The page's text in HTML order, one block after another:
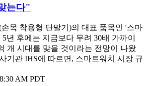
는다"
목 착용형 단말기)의 대표 품목인 '스마
년 후에는 지금보다 무려 30배 가까이
개 시대를 맞을 것이라는 전망이 나왔
기관 IHS에 따르면, 스마트워치 시장 규
AM PDT